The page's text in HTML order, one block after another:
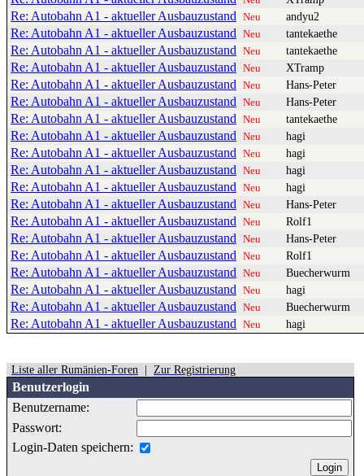
Re: Autobahn A1 - aktueller Ausbauzustand Neu andyu2
Re: Autobahn A1 - aktueller Ausbauzustand Neu tantekaethe
Re: Autobahn A1 - aktueller Ausbauzustand Neu tantekaethe
Re: Autobahn A1 - aktueller Ausbauzustand Neu XTramp
Re: Autobahn A1 - aktueller Ausbauzustand Neu Hans-Peter
Re: Autobahn A1 - aktueller Ausbauzustand Neu Hans-Peter
Re: Autobahn A1 - aktueller Ausbauzustand Neu tantekaethe
Re: Autobahn A1 - aktueller Ausbauzustand Neu hagi
Re: Autobahn A1 - aktueller Ausbauzustand Neu hagi
Re: Autobahn A1 - aktueller Ausbauzustand Neu hagi
Re: Autobahn A1 - aktueller Ausbauzustand Neu hagi
Re: Autobahn A1 - aktueller Ausbauzustand Neu Hans-Peter
Re: Autobahn A1 - aktueller Ausbauzustand Neu Rolf1
Re: Autobahn A1 - aktueller Ausbauzustand Neu Hans-Peter
Re: Autobahn A1 - aktueller Ausbauzustand Neu Rolf1
Re: Autobahn A1 - aktueller Ausbauzustand Neu Buecherwurm
Re: Autobahn A1 - aktueller Ausbauzustand Neu hagi
Re: Autobahn A1 - aktueller Ausbauzustand Neu Buecherwurm
Re: Autobahn A1 - aktueller Ausbauzustand Neu hagi
Liste aller Rumänien-Foren Zur Registrierung
Benutzerlogin
Benutzername:
Passwort:
Login-Daten speichern: